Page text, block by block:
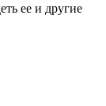
ее и другие